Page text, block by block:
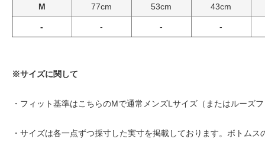
M 77cm 53cm 43cm
- - - -
※サイズに関して
・フィット基準はこちらのMで通常メンズLサイズ（またはルーズ
・サイズは各一点ずつ採寸した実寸を掲載しております。ボトム